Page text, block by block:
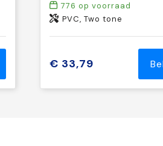
776 op voorraad
PVC, Two tone
€ 33,79